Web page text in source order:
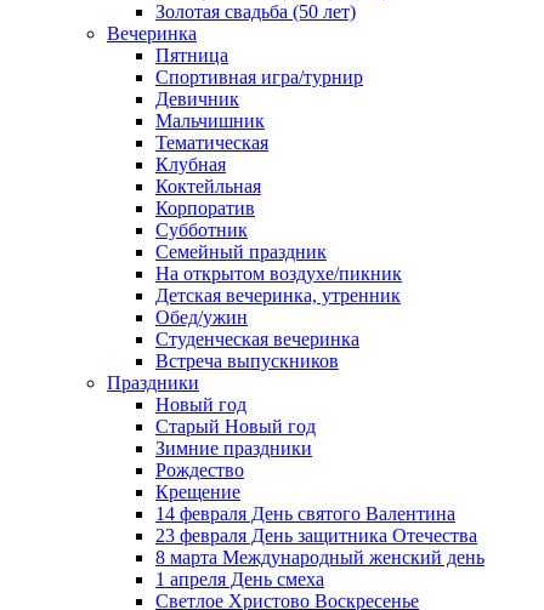
Золотая свадьба (50 лет)
Вечеринка
Пятница
Спортивная игра/турнир
Девичник
Мальчишник
Тематическая
Клубная
Коктейльная
Корпоратив
Субботник
Семейный праздник
На открытом воздухе/пикник
Детская вечеринка, утренник
Обед/ужин
Студенческая вечеринка
Встреча выпускников
Праздники
Новый год
Старый Новый год
Зимние праздники
Рождество
Крещение
14 февраля День святого Валентина
23 февраля День защитника Отечества
8 марта Международный женский день
1 апреля День смеха
Светлое Христово Воскресенье